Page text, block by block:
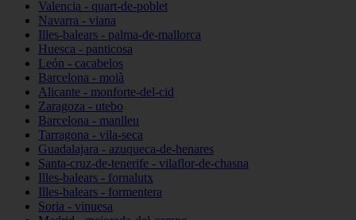
Valencia - quart-de-poblet
Navarra - viana
Illes-balears - palma-de-mallorca
Huesca - panticosa
León - cacabelos
Barcelona - moià
Alicante - monforte-del-cid
Zaragoza - utebo
Barcelona - manlleu
Tarragona - vila-seca
Guadalajara - azuqueca-de-henares
Santa-cruz-de-tenerife - vilaflor-de-chasna
Illes-balears - fornalutx
Illes-balears - formentera
Soria - vinuesa